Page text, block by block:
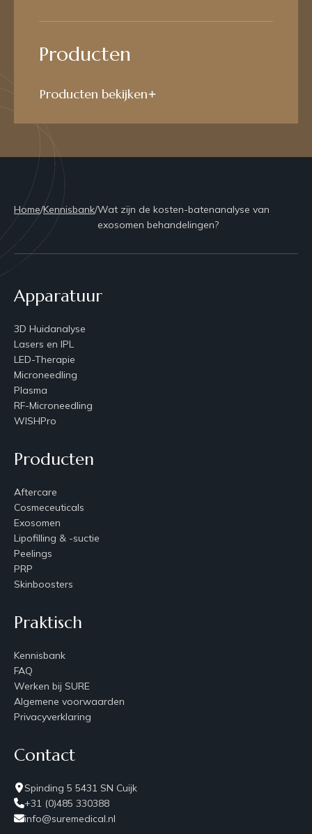
Producten
Producten bekijken
Home/Kennisbank/Wat zijn de kosten-batenanalyse van
exosomen behandelingen?
Apparatuur
3D Huidanalyse
Lasers en IPL
LED-Therapie
Microneedling
Plasma
RF-Microneedling
WISHPro
Producten
Aftercare
Cosmeceuticals
Exosomen
Lipofilling & -suctie
Peelings
PRP
Skinboosters
Praktisch
Kennisbank
FAQ
Werken bij SURE
Algemene voorwaarden
Privacyverklaring
Contact
Spinding 5 5431 SN Cuijk
+31 (0)485 330388
info@suremedical.nl